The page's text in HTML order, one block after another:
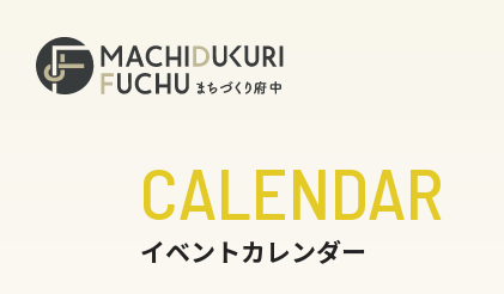
CALENDAR
イベントカレンダー